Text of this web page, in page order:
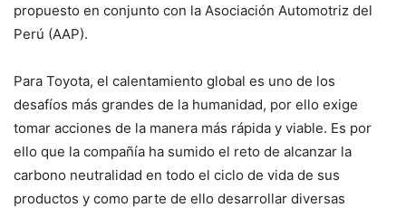
propuesto en conjunto con la Asociación Automotriz del
Perú (AAP).
Para Toyota, el calentamiento global es uno de los
desafíos más grandes de la humanidad, por ello exige
tomar acciones de la manera más rápida y viable. Es por
ello que la compañía ha sumido el reto de alcanzar la
carbono neutralidad en todo el ciclo de vida de sus
productos y como parte de ello desarrollar diversas